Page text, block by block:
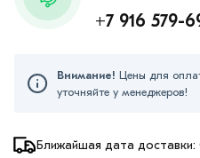
Ближайшая дата доставки:
+7 916 579-
Внимание! Цены для
уточняйте у менеджеров!